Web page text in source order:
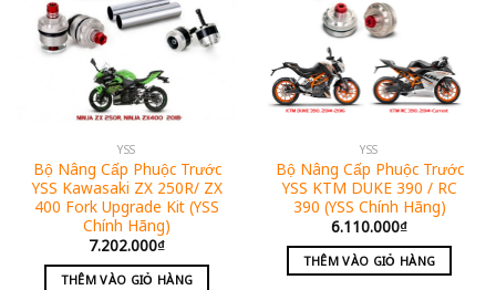
YSS
Bộ Nâng Cấp Phuộc Trước
YSS Kawasaki ZX 250R/ ZX
400 Fork Upgrade Kit (YSS
Chính Hãng)
7.202.000₫
THÊM VÀO GIỎ HÀNG
YSS
Bộ Nâng Cấp Phuộc Trước
YSS KTM DUKE 390 / RC
390 (YSS Chính Hãng)
6.110.000₫
THÊM VÀO GIỎ HÀNG